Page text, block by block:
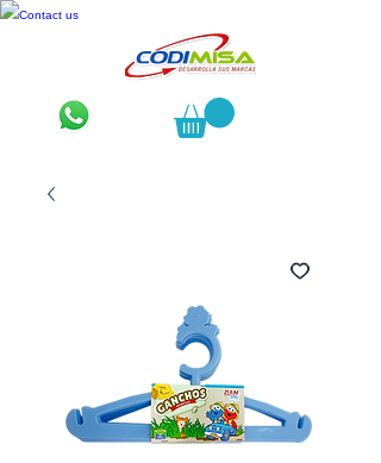
Contact us